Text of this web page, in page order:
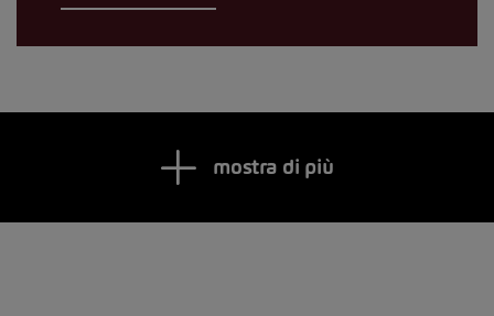
mostra di più